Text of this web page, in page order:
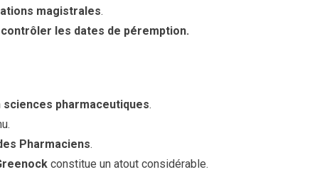
magistrales.
les dates de péremption.
sciences pharmaceutiques.
Pharmaciens.
constitue un atout considérable.